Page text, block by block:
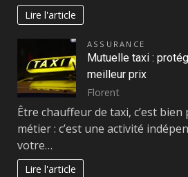
Lire l'article
ASSURANCE
Mutuelle taxi :
meilleur prix
Florent
Être chauffeur de taxi, c’est bien
métier : c’est une activité
votre…
Lire l'article